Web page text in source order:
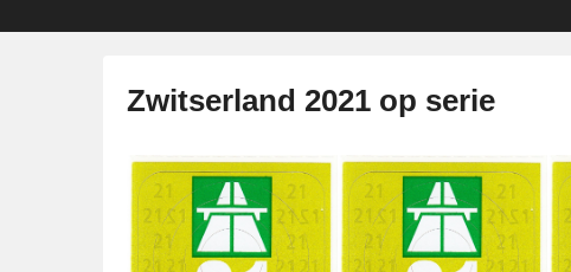
Zwitserland 2021 op serie
e
p
a